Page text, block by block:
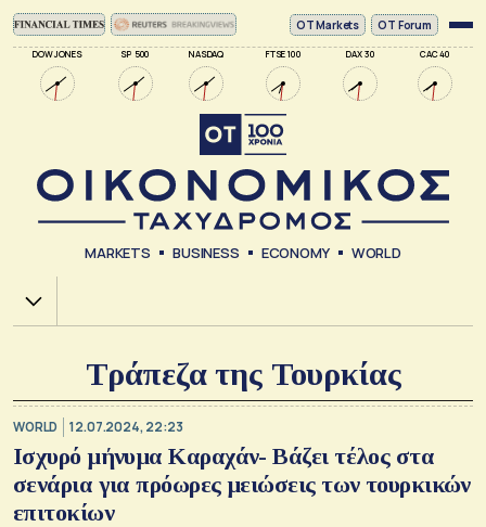
DOW JONES SP 500 NASDAQ FTSE 100 DAX 30 CAC 40
ΟΤ Markets OT Forum
MARKETS BUSINESS ECONOMY WORLD
Χ.Α.
Τράπεζα της Τουρκίας
WORLD 12.07.2024, 22:23
Ισχυρό μήνυμα Καραχάν- Βάζει τέλος στα
σενάρια για πρόωρες μειώσεις των τουρκικών
επιτοκίων